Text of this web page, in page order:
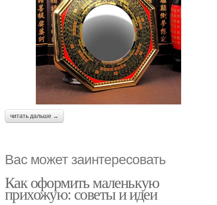
читать дальше →
Вас может заинтересовать
Как оформить маленькую
прихожую: советы и идеи